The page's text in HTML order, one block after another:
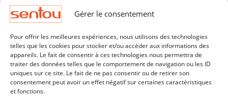
Gérer le consentement
Pour offrir les meilleures expériences, nous utilisons des technologies
telles que les cookies pour stocker et/ou accéder aux informations des
appareils. Le fait de consentir à ces technologies nous permettra de
traiter des données telles que le comportement de navigation ou les ID
uniques sur ce site. Le fait de ne pas consentir ou de retirer son
consentement peut avoir un effet négatif sur certaines caractéristiques
et fonctions.
Déco
Luminaires
Mobilier
Sentou
Qui sommes nous ?
Nos designers